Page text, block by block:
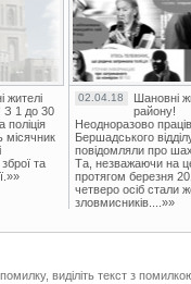
жителі
З 1 до 30
поліція
місячник
та
02.04.18
Шановні
району!
Неодноразово
Бершадського відділу
повідомляли про
Та, незважаючи на
протягом березня
четверо осіб стали
зловмисників....»»
виділіть текст з